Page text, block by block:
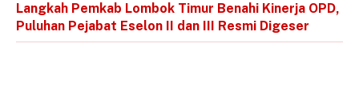
Langkah Pemkab Lombok Timur Benahi Kinerja OPD,
Puluhan Pejabat Eselon II dan III Resmi Digeser